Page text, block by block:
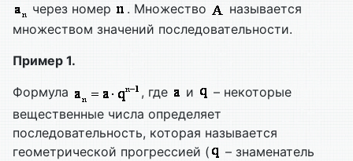
через номер
. Множество
называется
множеством значений последовательности.
Пример 1.
Формула , где и
– некоторые
вещественные числа определяет
последовательность, которая называется
геометрической прогрессией (
– знаменатель